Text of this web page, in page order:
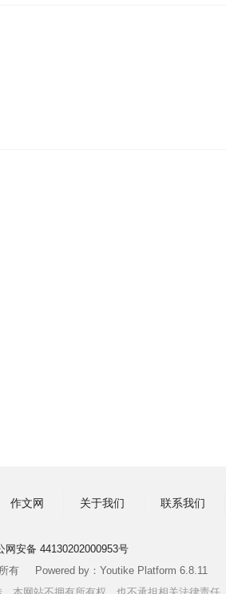
作文网 关于我们 联系我们
网安备 44130202000953号
有 Powered by：Youtike Platform 6.8.11